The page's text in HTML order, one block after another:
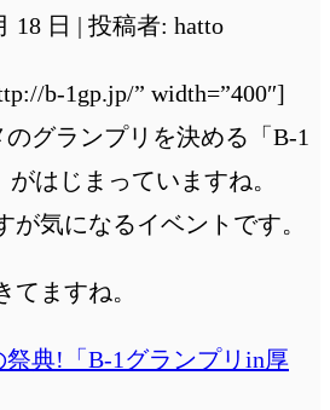
18 日 | 投稿者: hatto
b-1gp.jp/” width=”400″]
グランプリを決める「B-1
はじまっていますね。
が気になるイベントです。
てますね。
典!「B-1グランプリin厚